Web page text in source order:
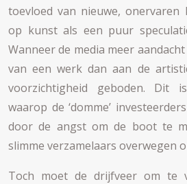
toevloed van nieuwe, onervaren
op kunst als een puur
Wanneer de media meer
van een werk dan aan de
voorzichtigheid geboden. Dit
waarop de ‘domme’
door de angst om de boot te
slimme verzamelaars overwegen
Toch moet de drijfveer om te